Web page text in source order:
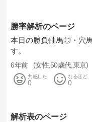
勝率解析のページ
本日の勝負軸馬◎・穴
す。
6年前 女性 50歳代 東京
共感した
0
なるほど
0
解析表のページ